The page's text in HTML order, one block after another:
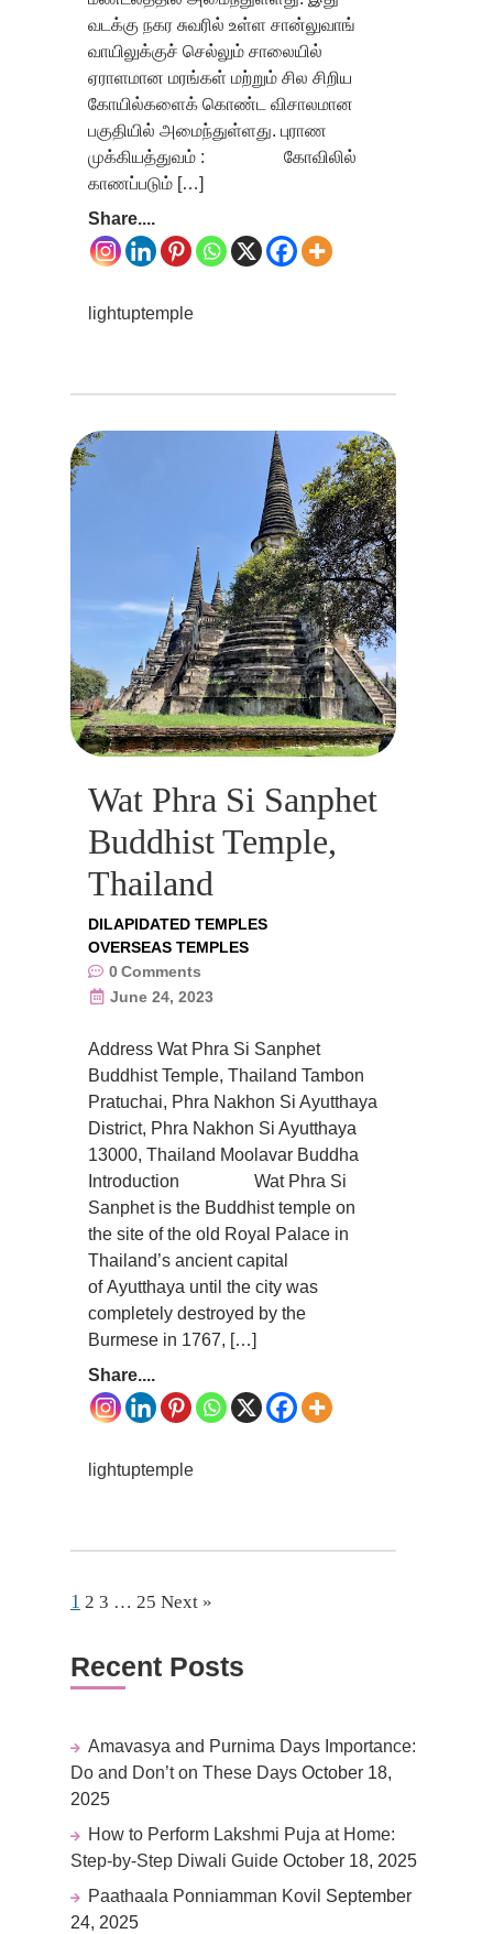
வடக்கு நகர சுவரில் உள்ள சான்லுவாங்
வாயிலுக்குச் செல்லும் சாலையில்
ஏராளமான மரங்கள் மற்றும் சில சிறிய
கோயில்களைக் கொண்ட விசாலமான
பகுதியில் அமைந்துள்ளது. புராண
முக்கியத்துவம் : கோவிலில்
காணப்படும் […]
Share....
lightuptemple
Wat Phra Si Sanphet
Buddhist Temple,
Thailand
DILAPIDATED TEMPLES
OVERSEAS TEMPLES
0Comments
June 24, 2023
Address Wat Phra Si Sanphet
Buddhist Temple, Thailand Tambon
Pratuchai, Phra Nakhon Si Ayutthaya
District, Phra Nakhon Si Ayutthaya
13000, Thailand Moolavar Buddha
Introduction Wat Phra Si
Sanphet is the Buddhist temple on
the site of the old Royal Palace in
Thailand’s ancient capital
of Ayutthaya until the city was
completely destroyed by the
Burmese in 1767, […]
Share....
lightuptemple
1 2 3 … 25 Next »
Recent Posts
Amavasya and Purnima Days Importance:
Do and Don’t on These Days October 18,
2025
How to Perform Lakshmi Puja at Home:
Step-by-Step Diwali Guide October 18, 2025
Paathaala Ponniamman Kovil September
24, 2025